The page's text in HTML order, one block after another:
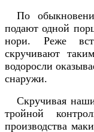
По
подают одной
нори. Реже
скручивают
водоросли
снаружи.
Скручивая
тройной
производства